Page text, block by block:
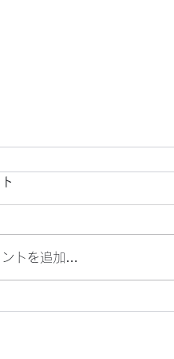
しい、横浜駅周辺の風景
ントを追加…